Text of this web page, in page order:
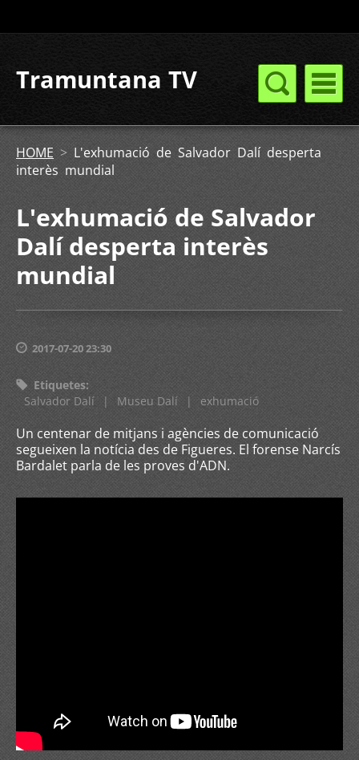
Tramuntana TV
HOME > L'exhumació de Salvador Dalí desperta
interès mundial
L'exhumació de Salvador
Dalí desperta interès
mundial
2017-07-20 23:30
Etiquetes:
Salvador Dalí
| Museu Dalí | exhumació
Un centenar de mitjans i agències de comunicació
segueixen la notícia des de Figueres. El forense Narcís
Bardalet parla de les proves d'ADN.